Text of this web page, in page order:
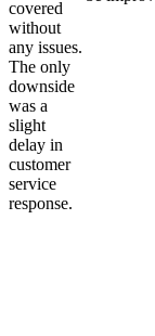
covered
without
any issues.
The only
downside
was a
slight
delay in
customer
service
response.